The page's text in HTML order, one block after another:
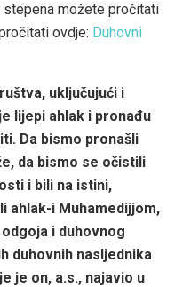
stepena možete pročitati
ovdje: Duhovni
uključujući i
lijepi ahlak i pronađu
Da bismo pronašli
da bismo se očistili
i bili na istini,
ahlak-i Muhamedijjom,
i duhovnog
duhovnih nasljednika
je on, a.s., najavio u